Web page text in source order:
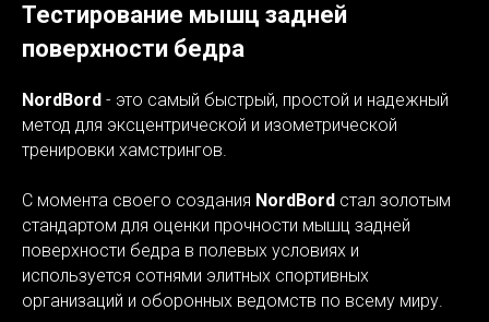
Тестирование мышц задней
поверхности бедра
NordBord - это самый быстрый, простой и надежный
метод для эксцентрической и изометрической
тренировки хамстрингов.
С момента своего создания NordBord стал золотым
стандартом для оценки прочности мышц задней
поверхности бедра в полевых условиях и
используется сотнями элитных спортивных
организаций и оборонных ведомств по всему миру.